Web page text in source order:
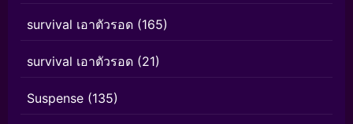
survival เอาตัวรอด (165)
survival เอาตัวรอด (21)
Suspense (135)